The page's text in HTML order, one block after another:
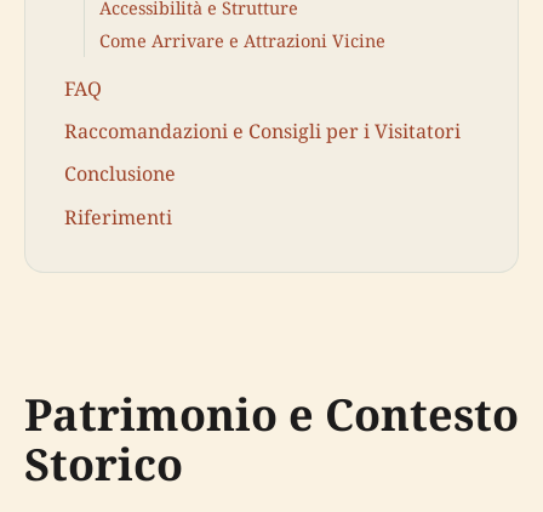
Accessibilità e Strutture
Come Arrivare e Attrazioni Vicine
FAQ
Raccomandazioni e Consigli per i Visitatori
Conclusione
Riferimenti
Patrimonio e Contesto
Storico